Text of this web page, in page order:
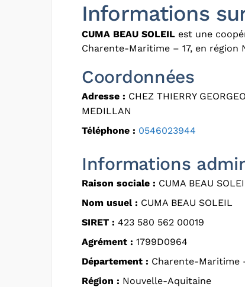
Informations
CUMA BEAU SOLEIL est une
Charente-Maritime – 17, en région
Coordonnées
Adresse : CHEZ THIERRY
MEDILLAN
Téléphone : 0546023944
Informations
Raison sociale : CUMA BEAU
Nom usuel : CUMA BEAU SOLEIL
SIRET : 423 580 562 00019
Agrément : 1799D0964
Département : Charente-Maritime
Région : Nouvelle-Aquitaine